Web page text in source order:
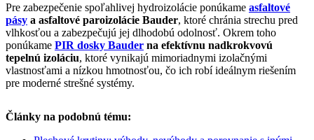
Pre zabezpečenie spoľahlivej hydroizolácie ponúkame asfaltové
pásy a asfaltové paroizolácie Bauder, ktoré chránia strechu pred
vlhkosťou a zabezpečujú jej dlhodobú odolnosť. Okrem toho
ponúkame PIR dosky Bauder na efektívnu nadkrokvovú
tepelnú izoláciu, ktoré vynikajú mimoriadnymi izolačnými
vlastnosťami a nízkou hmotnosťou, čo ich robí ideálnym riešením
pre moderné strešné systémy.
Články na podobnú tému: